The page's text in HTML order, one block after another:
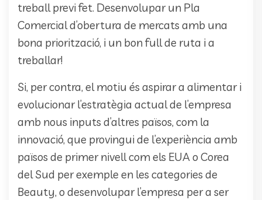
treball previ fet. Desenvolupar un Pla
Comercial d’obertura de mercats amb una
bona priorització, i un bon full de ruta i a
treballar!
Si, per contra, el motiu és aspirar a alimentar i
evolucionar l’estratègia actual de l’empresa
amb nous inputs d’altres països, com la
innovació, que provingui de l’experiència amb
països de primer nivell com els EUA o Corea
del Sud per exemple en les categories de
Beauty, o desenvolupar l’empresa per a ser